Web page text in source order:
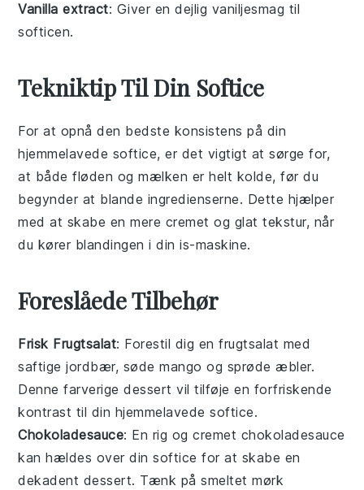
Vanilla extract: Giver en dejlig vaniljesmag til
softicen.
Tekniktip Til Din Softice
For at opnå den bedste konsistens på din
hjemmelavede softice, er det vigtigt at sørge for,
at bådefløden ogmælken er helt kolde, før du
begynder at blande ingredienserne. Dette hjælper
med at skabe en mere cremet og glat tekstur, når
du kører blandingen i dinis-maskine.
Foreslåede Tilbehør
Frisk Frugtsalat: Forestil dig enfrugtsalat med
saftigejordbær, sødemango og sprødeæbler.
Denne farverigedessert vil tilføje en forfriskende
kontrast til din hjemmelavedesoftice.
Chokoladesauce: En rig og cremet chokoladesauce
kan hældes over dinsoftice for at skabe en
dekadent dessert. Tænk på smeltetmørk